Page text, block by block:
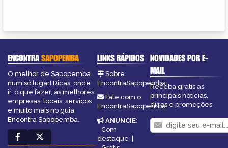
ENCONTRASAPOPEMBA
O melhor de Sapopemba
num só lugar! Dicas, onde
ir, o que fazer, as melhores
empresas, locais, serviços
e muito mais no guia
Encontra Sapopemba.
LINKS RÁPIDOS
Sobre
EncontraSapopemba
Fale com o
EncontraSapopemba
ANUNCIE:
Com
destaque |
NOVIDADES POR E-
MAIL
Receba grátis as
principais notícias,
dicas e promoções